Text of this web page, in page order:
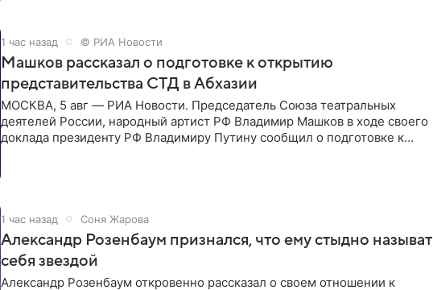
1 час назад © РИА Новости
Машков рассказал о подготовке к открытию
представительства СТД в Абхазии
МОСКВА, 5 авг — РИА Новости. Председатель Союза театральных
деятелей России, народный артист РФ Владимир Машков в ходе своего
доклада президенту РФ Владимиру Путину сообщил о подготовке к
1 час назад Соня Жарова
Александр Розенбаум признался, что ему стыдно
себя звездой
Александр Розенбаум откровенно рассказал о своем отношении к